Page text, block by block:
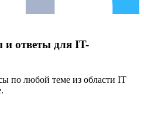
ответы для IT-
по любой теме из области IT